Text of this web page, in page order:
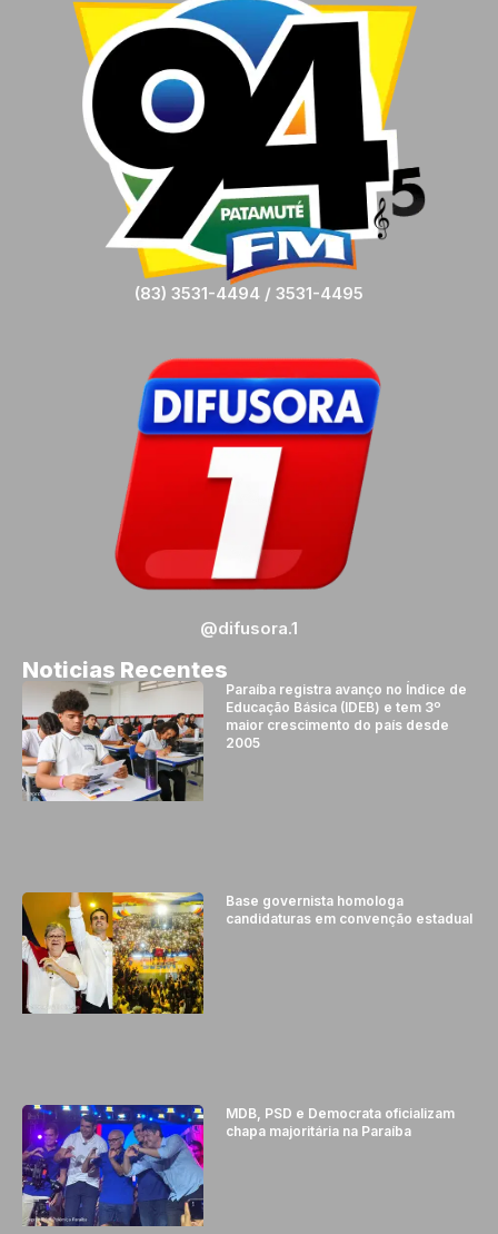
(83) 3531-4494 / 3531-4495
@difusora.1
Noticias Recentes
Paraíba registra avanço no Índice de
Educação Básica (IDEB) e tem 3º
maior crescimento do país desde
2005
Base governista homologa
candidaturas em convenção estadual
MDB, PSD e Democrata oficializam
chapa majoritária na Paraíba